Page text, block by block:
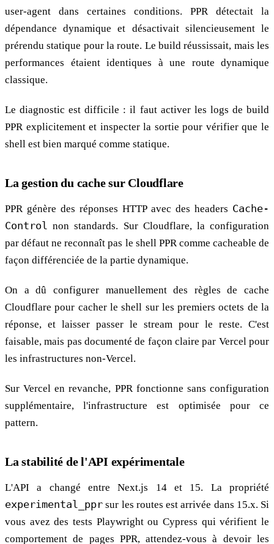
user-agent dans certaines conditions. PPR détectait la
dépendance dynamique et désactivait silencieusement le
prérendu statique pour la route. Le build réussissait, mais les
performances étaient identiques à une route dynamique
classique.
Le diagnostic est difficile : il faut activer les logs de build
PPR explicitement et inspecter la sortie pour vérifier que le
shell est bien marqué comme statique.
La gestion du cache sur Cloudflare
PPR génère des réponses HTTP avec des headers Cache-
Control non standards. Sur Cloudflare, la configuration
par défaut ne reconnaît pas le shell PPR comme cacheable de
façon différenciée de la partie dynamique.
On a dû configurer manuellement des règles de cache
Cloudflare pour cacher le shell sur les premiers octets de la
réponse, et laisser passer le stream pour le reste. C'est
faisable, mais pas documenté de façon claire par Vercel pour
les infrastructures non-Vercel.
Sur Vercel en revanche, PPR fonctionne sans configuration
supplémentaire, l'infrastructure est optimisée pour ce
pattern.
La stabilité de l'API expérimentale
L'API a changé entre Next.js 14 et 15. La propriété
experimental_ppr sur les routes est arrivée dans 15.x. Si
vous avez des tests Playwright ou Cypress qui vérifient le
comportement de pages PPR, attendez-vous à devoir les